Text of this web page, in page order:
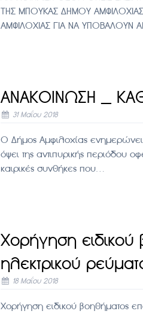
ΤΗΣ ΜΠΟΥΚΑΣ ΔΗΜΟΥ
ΑΜΦΙΛΟΧΙΑΣ ΓΙΑ ΝΑ ΥΠΟΒΑΛΟΥΝ
ΑΝΑΚΟΙΝΩΣΗ _
31 Μαΐου 2018
Ο Δήμος Αμφιλοχίας
όψει της αντιπυρικής περιόδου
καιρικές συνθήκες που…
Χορήγηση
ηλεκτρικού
18 Μαΐου 2018
Χορήγηση ειδικού βοηθήματος